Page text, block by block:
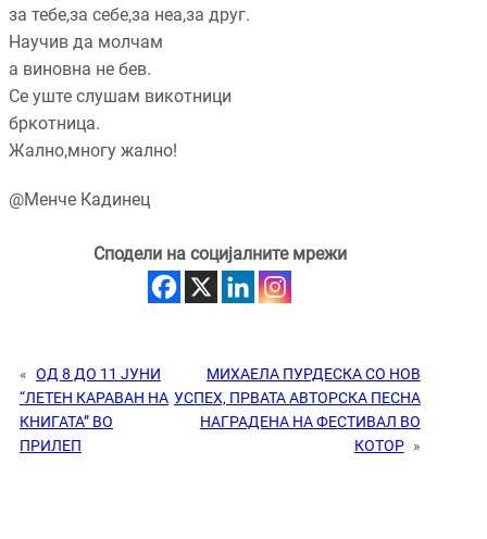
за тебе,за себе,за неа,за друг.
Научив да молчам
а виновна не бев.
Се уште слушам викотници
бркотница.
Жално,многу жално!
@Менче Кадинец
Сподели на социјалните мрежи
« ОД 8 ДО 11 ЈУНИ
“ЛЕТЕН КАРАВАН НА
КНИГАТА” ВО
ПРИЛЕП
МИХАЕЛА ПУРДЕСКА СО НОВ
УСПЕХ, ПРВАТА АВТОРСКА ПЕСНА
НАГРАДЕНА НА ФЕСТИВАЛ ВО
КОТОР »